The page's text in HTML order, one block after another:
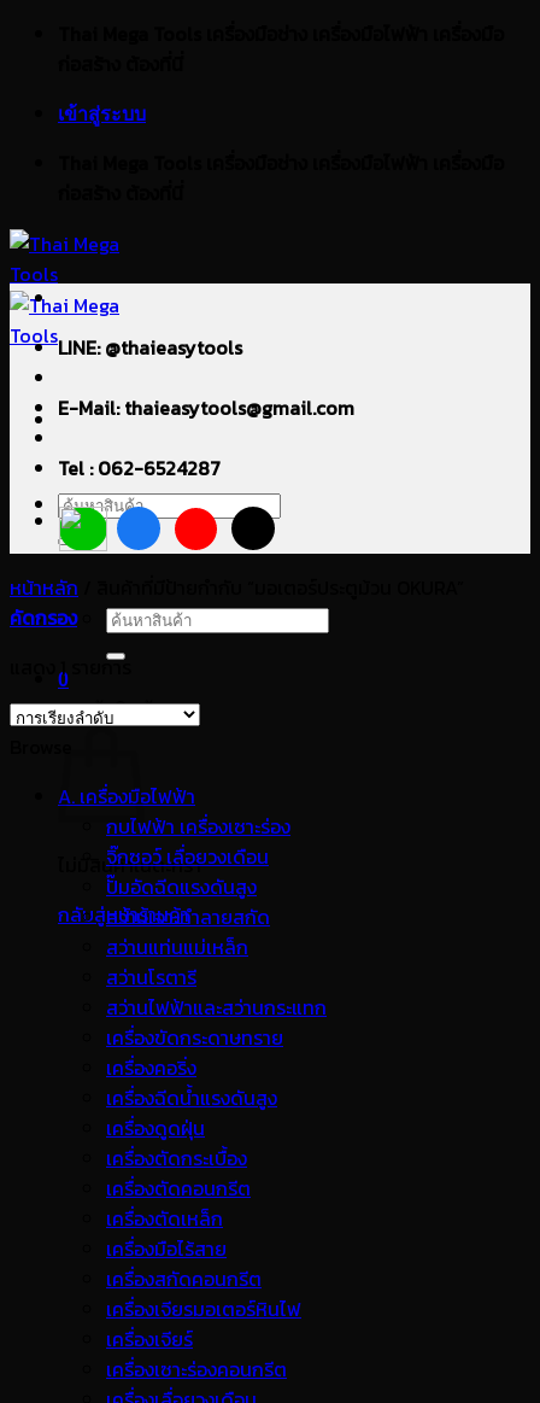
เข้าสู่ระบบ
ค้นหา:
ค้นหา:
0
ตะกร้าสินค้า
ไม่มีสินค้าในตะกร้า
กลับสู่หน้าร้านค้า
LINE: @thaieasytools
E-Mail: thaieasytools@gmail.com
Tel : 062-6524287
หน้าหลัก
คัดกรอง
แสดง 1 รายการ
A. เครื่องมือไฟฟ้า
กบไฟฟ้า เครื่องเซาะร่อง
จิ๊กซอว์ เลื่อยวงเดือน
ปั๊มอัดฉีดแรงดันสูง
สว่านเจาะทำลายสกัด
สว่านแท่นแม่เหล็ก
สว่านโรตารี
สว่านไฟฟ้าและสว่านกระแทก
เครื่องขัดกระดาษทราย
เครื่องคอริ่ง
เครื่องฉีดน้ำแรงดันสูง
เครื่องดูดฝุ่น
เครื่องตัดกระเบื้อง
เครื่องตัดคอนกรีต
เครื่องตัดเหล็ก
เครื่องมือไร้สาย
เครื่องสกัดคอนกรีต
เครื่องเจียรมอเตอร์หินไฟ
เครื่องเจียร์
เครื่องเซาะร่องคอนกรีต